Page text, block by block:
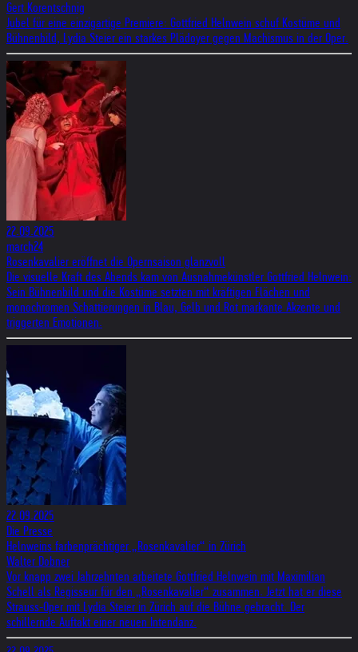
Gert Korentschnig
Jubel für eine einzigartige Premiere: Gottfried Helnwein schuf Kostüme und
Bühnenbild, Lydia Steier ein starkes Plädoyer gegen Machismus in der Oper.
22.09.2025
march24
Rosenkavalier eröffnet die Opernsaison glanzvoll
Die visuelle Kraft des Abends kam von Ausnahmekünstler Gottfried Helnwein:
Sein Bühnenbild und die Kostüme setzten mit kräftigen Flächen und
monochromen Schattierungen in Blau, Gelb und Rot markante Akzente und
triggerten Emotionen.
22.09.2025
Die Presse
Helnweins farbenprächtiger „Rosenkavalier“ in Zürich
Walter Dobner
Vor knapp zwei Jahrzehnten arbeitete Gottfried Helnwein mit Maximilian
Schell als Regisseur für den „Rosenkavalier“ zusammen. Jetzt hat er diese
Strauss-Oper mit Lydia Steier in Zürich auf die Bühne gebracht. Der
schillernde Auftakt einer neuen Intendanz.